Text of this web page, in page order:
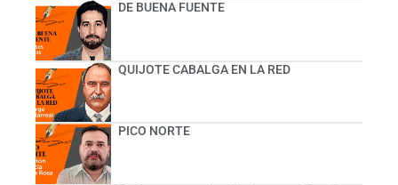
DE BUENA FUENTE
QUIJOTE CABALGA EN LA RED
PICO NORTE